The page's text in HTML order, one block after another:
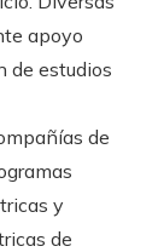
apoyo
de estudios
de
y
de